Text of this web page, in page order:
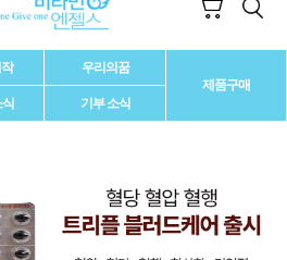
우리의꿈
제품구매
기부 소식